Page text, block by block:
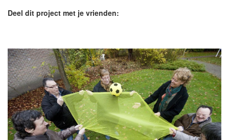
Deel dit project met je vrienden: